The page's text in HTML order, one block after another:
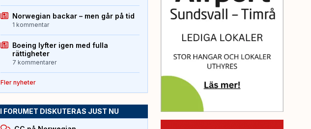
Norwegian backar – men går på tid
1 kommentar
Boeing lyfter igen med fulla
rättigheter
7 kommentarer
Fler nyheter
I FORUMET DISKUTERAS JUST NU